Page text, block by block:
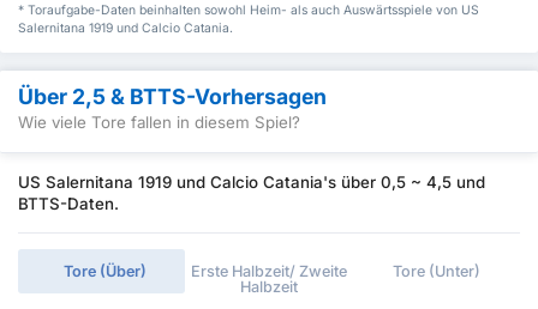
* Toraufgabe-Daten beinhalten sowohl Heim- als auch Auswärtsspiele von US
Salernitana 1919 und Calcio Catania.
Über 2,5 & BTTS-Vorhersagen
Wie viele Tore fallen in diesem Spiel?
US Salernitana 1919 und Calcio Catania's über 0,5 ~ 4,5 und
BTTS-Daten.
Tore (Über)
Erste Halbzeit/ Zweite
Halbzeit
Tore (Unter)